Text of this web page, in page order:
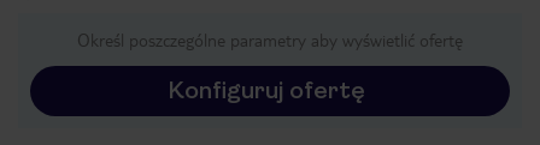
Określ poszczególne parametry aby wyświetlić ofertę
Konfiguruj ofertę